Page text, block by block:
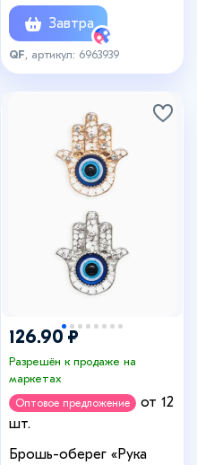
Завтра
QF , артикул: 6963939
126.90 ₽
Разрешён к продаже на
маркетах
Оптовое предложение
от 12
шт.
Брошь-оберег «Рука